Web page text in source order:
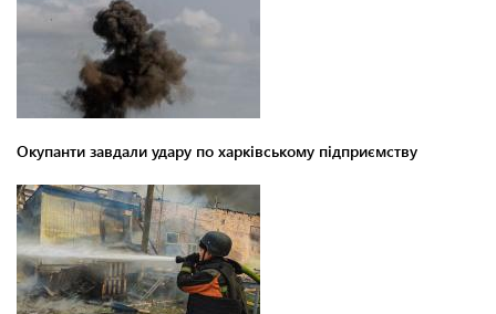
Окупанти завдали удару по харківському підприємству